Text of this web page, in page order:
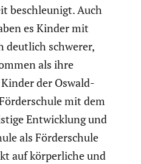
beschleu­nigt. Auch
es Kinder mit
deutlich schwerer,
als ihre
der Oswald-
mit dem
Entwick­lung und
als Förder­schule
auf körper­liche und